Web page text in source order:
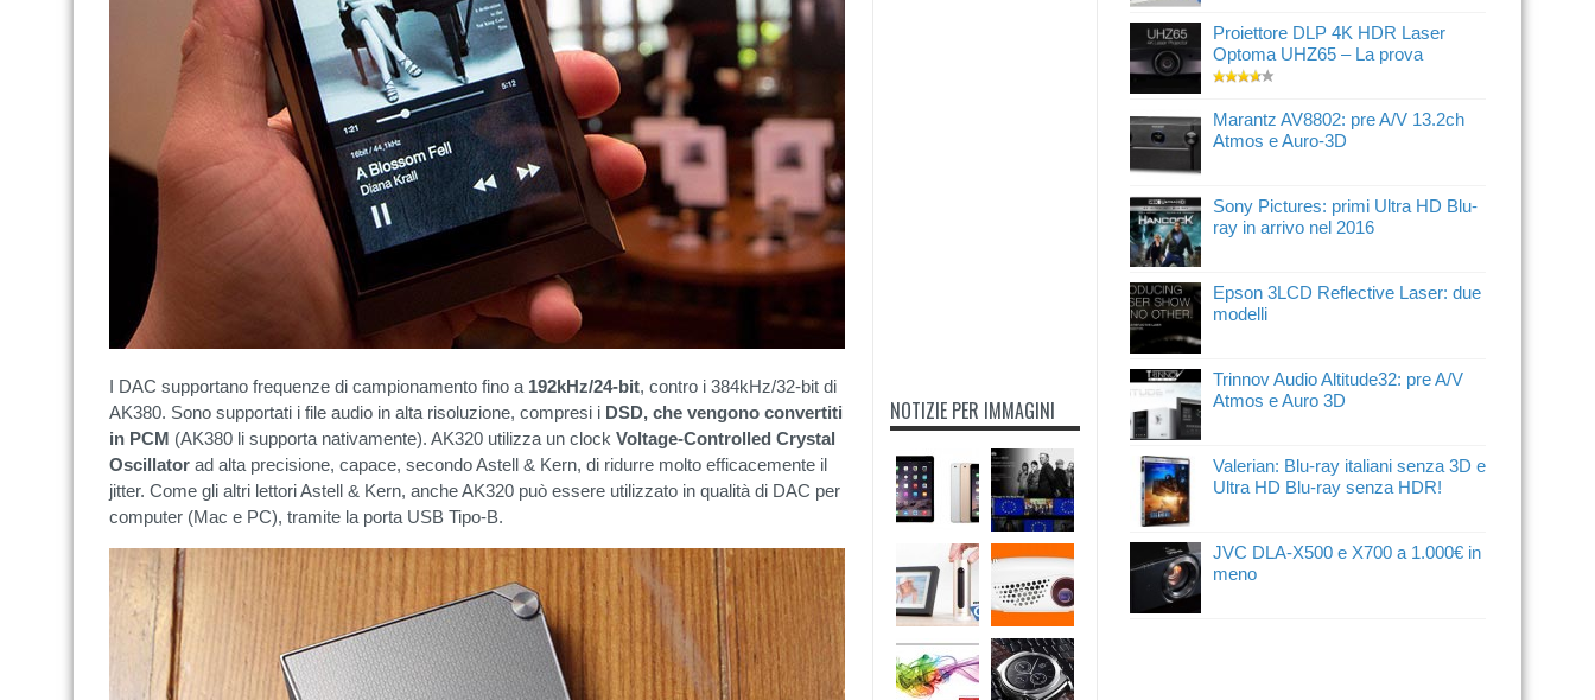
I DAC supportano frequenze di campionamento fino a 192kHz/24-bit, contro i 384kHz/32-bit di
AK380. Sono supportati i file audio in alta risoluzione, compresi i DSD, che vengono convertiti
in PCM (AK380 li supporta nativamente). AK320 utilizza un clock Voltage-Controlled Crystal
Oscillator ad alta precisione, capace, secondo Astell & Kern, di ridurre molto efficacemente il
jitter. Come gli altri lettori Astell & Kern, anche AK320 può essere utilizzato in qualità di DAC per
computer (Mac e PC), tramite la porta USB Tipo-B.
NOTIZIE PER IMMAGINI
Proiettore DLP 4K HDR Laser
Optoma UHZ65 – La prova
Marantz AV8802: pre A/V 13.2ch
Atmos e Auro-3D
Sony Pictures: primi Ultra HD Blu-
ray in arrivo nel 2016
Epson 3LCD Reflective Laser: due
modelli
Trinnov Audio Altitude32: pre A/V
Atmos e Auro 3D
Valerian: Blu-ray italiani senza 3D e
Ultra HD Blu-ray senza HDR!
JVC DLA-X500 e X700 a 1.000€ in
meno